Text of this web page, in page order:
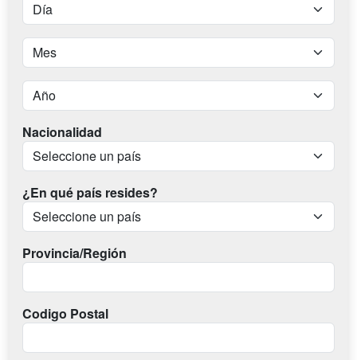
Nacionalidad
¿En qué país resides?
Provincia/Región
Codigo Postal